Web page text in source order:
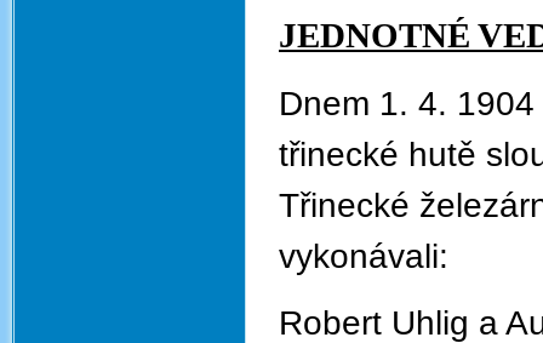
JEDNOTNÉ
Dnem 1. 4.
třinecké hutě
Třinecké
vykonávali:
Robert